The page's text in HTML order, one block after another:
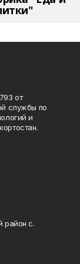
от
службы по
и
район с.